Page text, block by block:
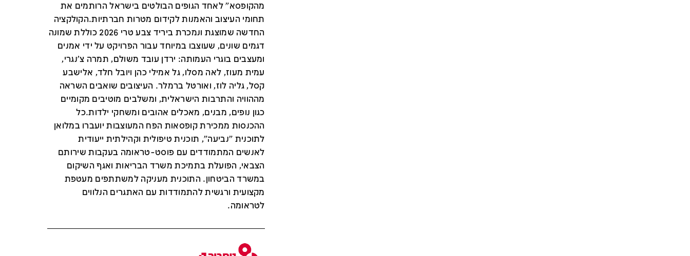
מהקופסא" לאחד הגופים הבולטים בישראל הרותמים את
תחומי העיצוב והאמנות לקידום מטרות חברתיות.הקולקציה
החדשה שמוצגת ונמכרת ביריד צבע טרי 2026 כוללת שמונה
דגמים שונים, שעוצבו במיוחד עבור הפרויקט על ידי אמנים
ומעצבים בוגרי העמותה: ירדן עובד משולם, תמרה צ’נגרי,
עמית מעוז, לאה מסלו, גל אמילי כהן ויובל חלד, אלישבע
קסל, גליה לוז, ואורטל ברמלר. העיצובים שואבים השראה
מההוויה והתרבות הישראלית, ומשלבים מוטיבים מקומיים
כגון נופים, מבנים, מאכלים אהובים ומשחקי ילדות.כל
ההכנסות ממכירת קופסאות הפח המעוצבות יועברו במלואן
לתוכנית "נביעה", תוכנית טיפולית וקהילתית ייעודית
לאנשים המתמודדים עם פוסט-טראומה בעקבות שירותם
הצבאי, הפועלת בתמיכת משרד הבריאות ואגף השיקום
במשרד הביטחון. התוכנית מעניקה למשתתפים מעטפת
מקצועית ורגשית להתמודדות עם האתגרים הנלווים
לטראומה.